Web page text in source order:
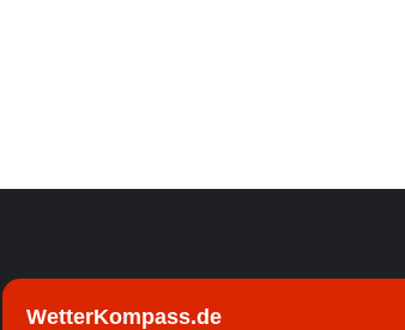
WetterKompass.de